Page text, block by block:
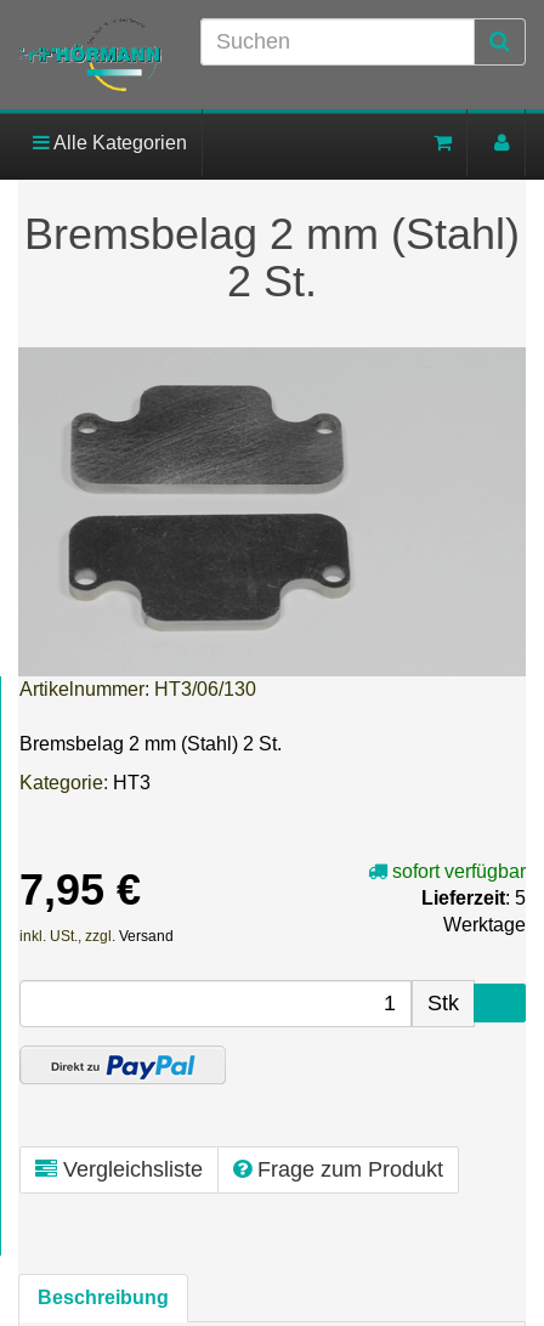
Alle Kategorien
Bremsbelag 2 mm (Stahl)
2 St.
Artikelnummer: HT3/06/130
Bremsbelag 2 mm (Stahl) 2 St.
Kategorie: HT3
7,95 €
inkl. USt., zzgl. Versand
sofort verfügbar
Lieferzeit: 5
Werktage
Stk
Vergleichsliste Frage zum Produkt
Beschreibung